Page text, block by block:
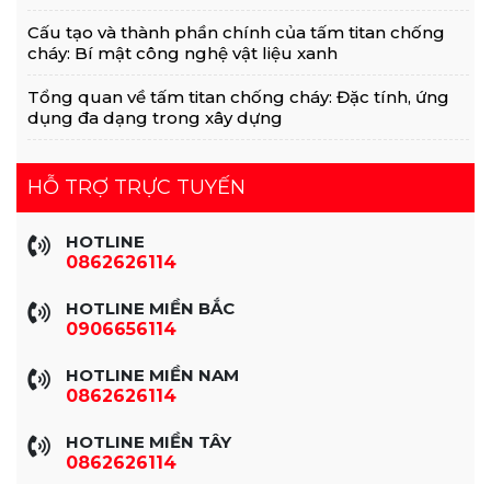
Cấu tạo và thành phần chính của tấm titan chống
cháy: Bí mật công nghệ vật liệu xanh
Tổng quan về tấm titan chống cháy: Đặc tính, ứng
dụng đa dạng trong xây dựng
HỖ TRỢ TRỰC TUYẾN
HOTLINE
0862626114
HOTLINE MIỀN BẮC
0906656114
HOTLINE MIỀN NAM
0862626114
HOTLINE MIỀN TÂY
0862626114